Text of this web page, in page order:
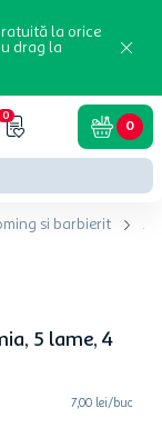
la orice
drag la
0
0
si barbierit
5 lame, 4
7,00 lei/buc